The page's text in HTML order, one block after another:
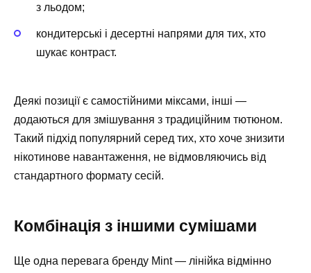
з льодом;
кондитерські і десертні напрями для тих, хто
шукає контраст.
Деякі позиції є самостійними міксами, інші —
додаються для змішування з традиційним тютюном.
Такий підхід популярний серед тих, хто хоче знизити
нікотинове навантаження, не відмовляючись від
стандартного формату сесій.
Комбінація з іншими сумішами
Ще одна перевага бренду Mint — лінійка відмінно